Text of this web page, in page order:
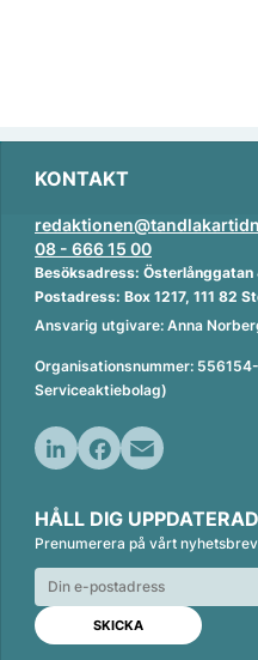
KONTAKT
08 - 666 15 00
Besöksadress: Österlånggatan
Postadress: Box 1217, 111 82
Ansvarig utgivare: Anna
Organisationsnummer:
Serviceaktiebolag)
n
k
e
d
n
c
e
b
o
o
k
a
i
l
HÅLL DIG
Prenumerera på vårt